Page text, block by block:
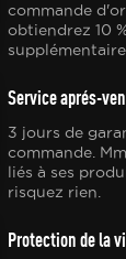
commande
obtiendrez 10
supplémentaire.
Service aprés-
3 jours de
commande.
liés à ses
risquez rien.
Protection de la